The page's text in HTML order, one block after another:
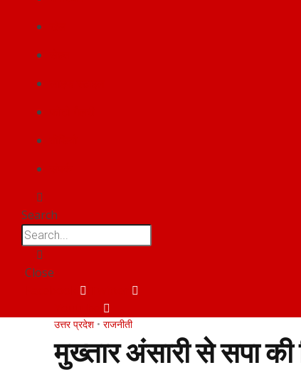
Search
Close
उत्तर प्रदेश • राजनीती
मुख्तार अंसारी से सपा की